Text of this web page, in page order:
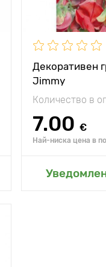
Декоративен
Jimmy
Количество в
7.00 €
Най-ниска цена в
Разстояние
растенията
Добавяне